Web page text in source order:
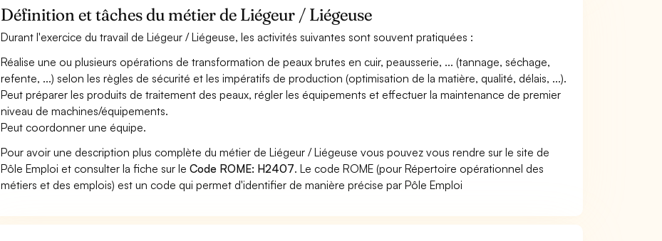
Définition et tâches du métier de Liégeur / Liégeuse
Durant l'exercice du travail de Liégeur / Liégeuse, les activités suivantes sont souvent pratiquées :
Réalise une ou plusieurs opérations de transformation de peaux brutes en cuir, peausserie, ... (tannage, séchage,
refente, ...) selon les règles de sécurité et les impératifs de production (optimisation de la matière, qualité, délais, ...).
Peut préparer les produits de traitement des peaux, régler les équipements et effectuer la maintenance de premier
niveau de machines/équipements.
Peut coordonner une équipe.
Pour avoir une description plus complète du métier de Liégeur / Liégeuse vous pouvez vous rendre sur le site de
Pôle Emploi et consulter la fiche sur leCode ROME: H2407. Le code ROME (pour Répertoire opérationnel des
métiers et des emplois) est un code qui permet d'identifier de manière précise par Pôle Emploi